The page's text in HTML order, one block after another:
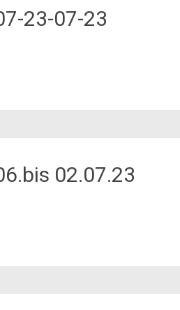
23-07-23
02.07.23